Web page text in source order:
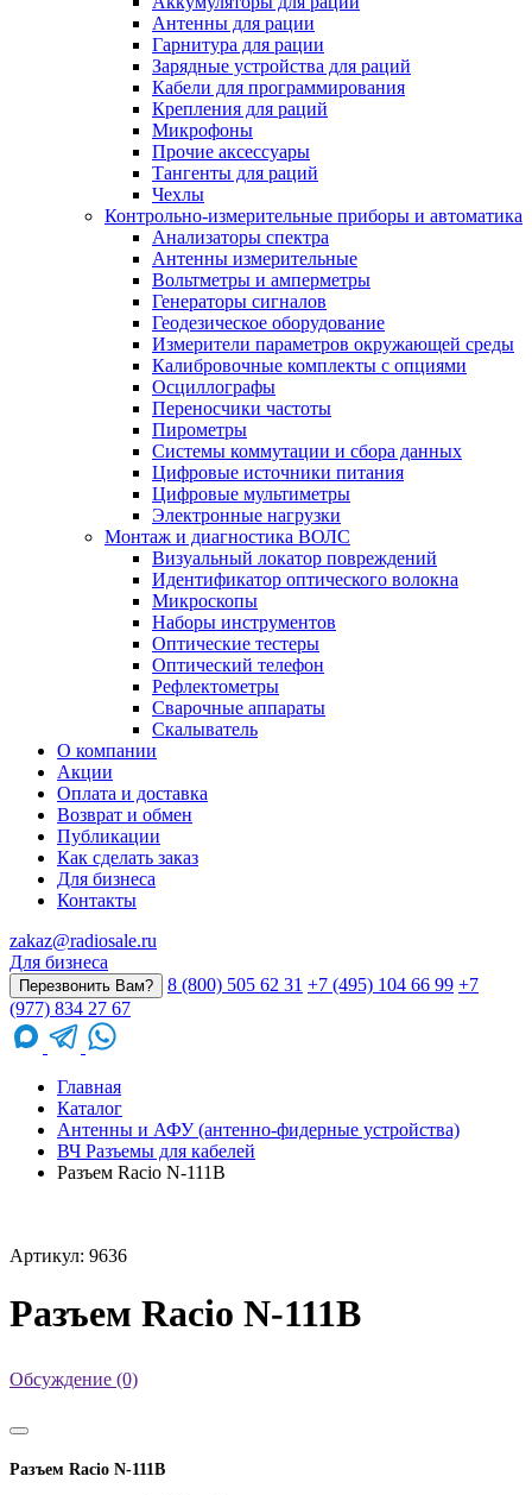
Антенны для рации
Гарнитура для рации
Зарядные устройства для раций
Кабели для программирования
Крепления для раций
Микрофоны
Прочие аксессуары
Тангенты для раций
Чехлы
Контрольно-измерительные приборы и автоматика
Анализаторы спектра
Антенны измерительные
Вольтметры и амперметры
Генераторы сигналов
Геодезическое оборудование
Измерители параметров окружающей среды
Калибровочные комплекты с опциями
Осциллографы
Переносчики частоты
Пирометры
Системы коммутации и сбора данных
Цифровые источники питания
Цифровые мультиметры
Электронные нагрузки
Монтаж и диагностика ВОЛС
Визуальный локатор повреждений
Идентификатор оптического волокна
Микроскопы
Наборы инструментов
Оптические тестеры
Оптический телефон
Рефлектометры
Сварочные аппараты
Скалыватель
О компании
Акции
Оплата и доставка
Возврат и обмен
Публикации
Как сделать заказ
Для бизнеса
Контакты
zakaz@radiosale.ru
Для бизнеса
Перезвонить Вам? 8 (800) 505 62 31 +7 (495) 104 66 99 +7
(977) 834 27 67
Главная
Каталог
Антенны и АФУ (антенно-фидерные устройства)
ВЧ Разъемы для кабелей
Разъем Racio N-111B
Артикул: 9636
Разъем Racio N-111B
Обсуждение (0)
Разъем Racio N-111B